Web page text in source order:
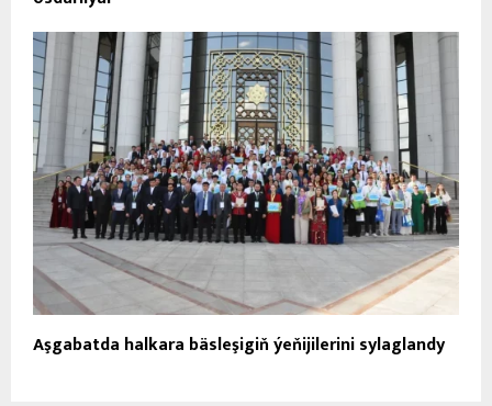
Aşgabatda halkara bäsleşigiň ýeňijilerini sylaglandy